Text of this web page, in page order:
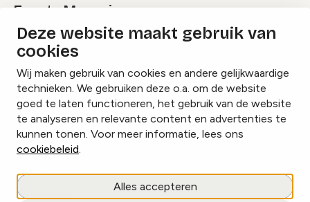
Deze website maakt gebruik van
cookies
Wij maken gebruik van cookies en andere gelijkwaardige
technieken. We gebruiken deze o.a. om de website
goed te laten functioneren, het gebruik van de website
te analyseren en relevante content en advertenties te
kunnen tonen. Voor meer informatie, lees ons
cookiebeleid.
Alles accepteren
Events Magazine
Ik ontvang graag Events Magazine
InstagramFacebookLinkedIn
Cookies beheren
Privacy policy